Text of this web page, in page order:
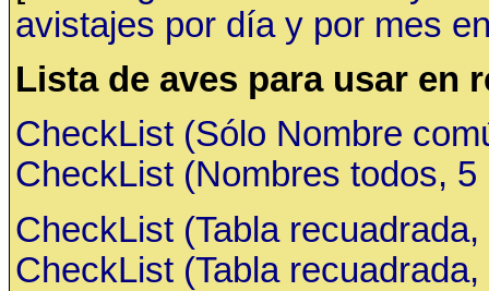
avistajes por día y por mes
Lista de aves para usar en
CheckList (Sólo Nombre
CheckList (Nombres todos,
CheckList (Tabla
CheckList (Tabla